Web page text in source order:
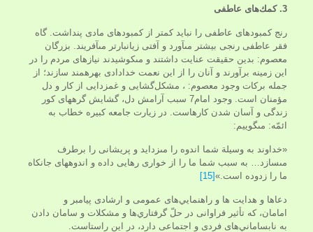
3. كمك‌هاى عاطفى‏
رنج كمبودهاى عاطفى را نبايد كمتر از كمبودهاى مادى پنداشت. گاه
فقر عاطفى رنجى بيش‏تر مى‏آورد و آفتى زيانبارتر مى‏آفريند. بزرگان
معصوم: بدين حقيقت عنايت داشتند و مى‏كوشيدند نيازهاى مردم را در
اين زمينه برآورند و آنان را از اين نعمت خدادادى بهره‏مند سازند؛ از
جمله بركات وجود معصوم: ، مشكل‌گشايى و غمزدايى از كار و دل
مؤمنان است. وجود امام7 سبب آرامش دل، گشايش گره‏هاى كور
زندگى و آسان شدن كارهاست. در زيارت جامعه کبیره خطاب به
ائمّه: مى‏گوييم:
«خداوند به وسيلة شما‌ اندوه را مى‏زدايد و پريشانى را برطرف
مى‏سازد… به سبب شما ما را از خوارى رهايى داده و ‌اندوه‏هاى جانكاه
ما را زدوده است.»[15]
دعاها و هدایت ها و راهنمايي‌هاى عمومى و ارشادى پيامبر و
امامان، كه تأثير فراوانى در حلّ گرفتاري‌ها و مشکلات و سامان دادن
به نابساماني‌های فردی و اجتماعی دارد، در اين راستاست.